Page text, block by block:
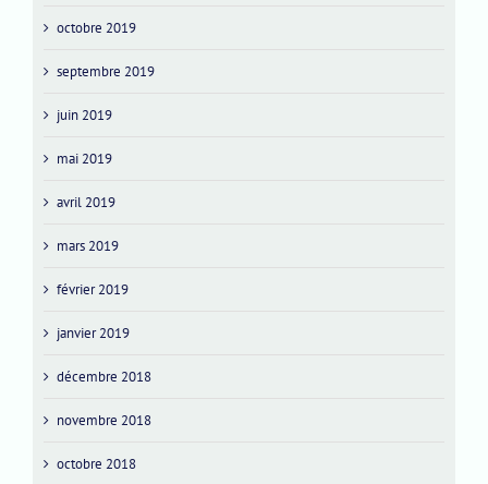
octobre 2019
septembre 2019
juin 2019
mai 2019
avril 2019
mars 2019
février 2019
janvier 2019
décembre 2018
novembre 2018
octobre 2018